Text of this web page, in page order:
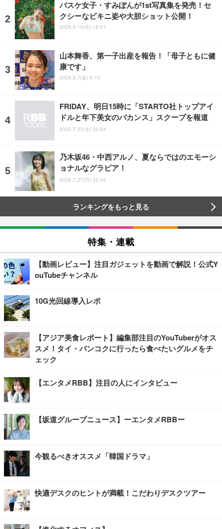
バスケ女子・すみぽんが1st写真集を発売！セ
クシーなビキニ姿や大胆ショット公開！
2026.6.10(水) 18:01
山本舞香、第一子出産を報告！「母子ともに健
康です」
2026.8.7(金) 8:10
FRIDAY、明日15時に「STARTO社トップアイ
ドルと年下美女のバカンス」スクープを報道
2025.7.23(水) 20:54
乃木坂46・中西アルノ、夏ならではのエモーシ
ョナルなグラビア！
2026.7.27(月) 22:54
ランキングをもっと見る
特集・連載
【動画レビュー】注目ガジェットを動画で解説！公式Y
ouTubeチャンネル
10G光回線導入レポ
【アジア美食レポート】編集部注目のYouTuberがオス
スメ！タイ・バンコクに行ったら食べたいグルメをチ
ェック
【エンタメRBB】注目の人にインタビュー
【坂道グループニュース】ーエンタメRBBー
今観るべきオススメ「韓国ドラマ」
快適デスクのヒントが満載！こだわりデスクツアー